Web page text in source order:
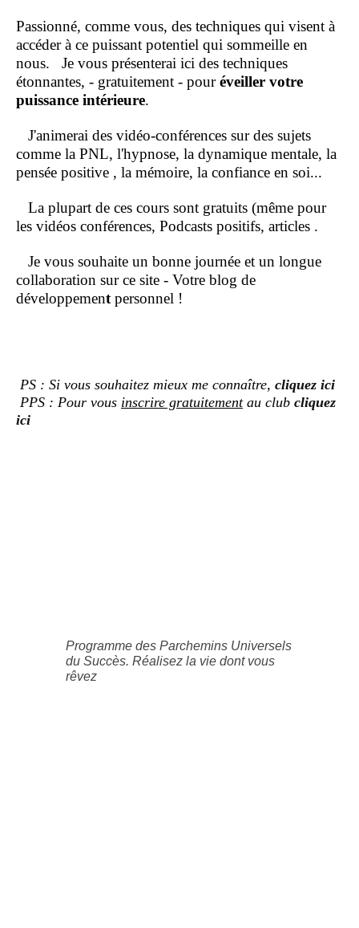
Passionné, comme vous, des techniques qui visent à
accéder à ce puissant potentiel qui sommeille en
nous. Je vous présenterai ici des techniques
étonnantes, - gratuitement - pouréveiller votre
puissance intérieure.
J'animerai des vidéo-conférences sur des sujets
comme la PNL, l'hypnose, la dynamique mentale, la
pensée positive , la mémoire, la confiance en soi...
La plupart de ces cours sont gratuits (même pour
les vidéos conférences, Podcasts positifs, articles .
Je vous souhaite un bonne journée et un longue
collaboration sur ce site - Votre blog de
développement personnel !
PS : Si vous souhaitez mieux me connaître, cliquez ici
PPS : Pour vous inscrire gratuitementau club cliquez
ici
Programme des Parchemins Universels
du Succès. Réalisez la vie dont vous
rêvez